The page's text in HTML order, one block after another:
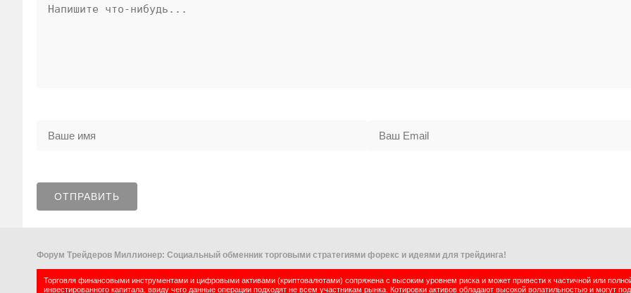
Форум Трейдеров Миллионер: Социальный обменник торговыми стратегиями форекс и идеями для трейдинга!
Торговля финансовыми инструментами и цифровыми активами (криптовалютами) сопряжена с высоким уровнем риска и может привести к частичной или
инвестированного капитала, ввиду чего данные операции подходят не всем участникам рынка. Котировки активов обладают высокой волатильностью и могут